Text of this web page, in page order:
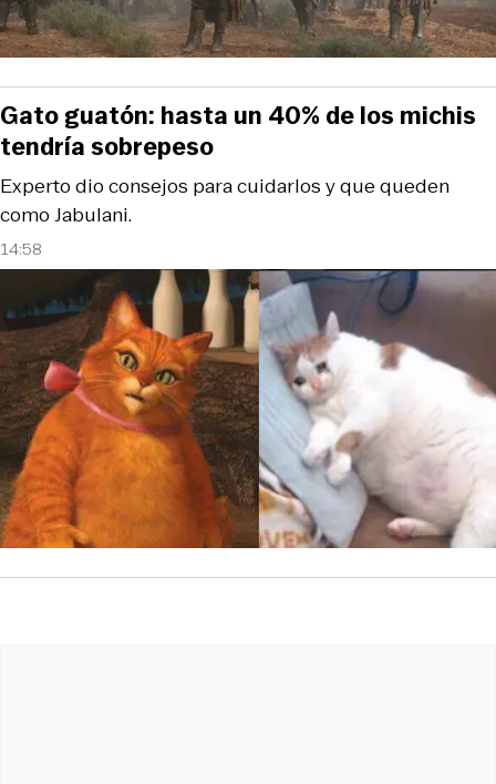
14:58
Experto dio consejos para cuidarlos y que queden
como Jabulani.
Gato guatón: hasta un 40% de los michis
tendría sobrepeso